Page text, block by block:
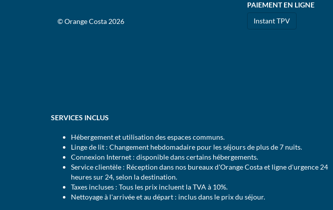
© Orange Costa 2026
PAIEMENT EN LIGNE
Instant TPV
SERVICES INCLUS
Hébergement et utilisation des espaces communs.
Linge de lit : Changement hebdomadaire pour les séjours de plus de 7 nuits.
Connexion Internet : disponible dans certains hébergements.
Service clientèle : Réception dans nos bureaux d'Orange Costa et ligne d'urgence 24
heures sur 24, selon la destination.
Taxes incluses : Tous les prix incluent la TVA à 10%.
Nettoyage à l'arrivée et au départ : inclus dans le prix du séjour.